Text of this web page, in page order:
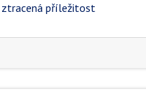
ztracená příležitost